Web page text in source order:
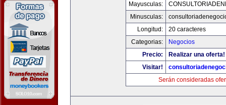
Mayusculas:
Minusculas:
Longitud:
20 caracteres
Categorias:
Negocios
Precio:
Realizar una oferta!
Visitar!
Serán consideradas